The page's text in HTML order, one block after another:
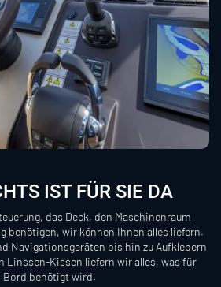
IST FÜR SIE DA
das Deck, den Maschinenraum
benötigen, wir können Ihnen alles liefern.
Navigationsgeräten bis hin zu Aufklebern
Linssen-Kissen liefern wir alles, was für
Bord benötigt wird.